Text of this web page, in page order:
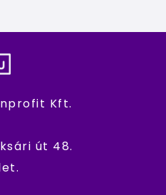
Kft.
út 48.